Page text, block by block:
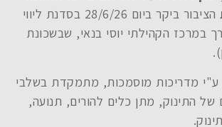
הציבור ביקר ביום 28/6/26 בסדנת ליווי
במרכז הקהילתי יוסי בנאי, שבשכונת
מדריכות מוסמכות, מתמקדת בשלבי
התינוק, מתן כלים להורים, תנועה,